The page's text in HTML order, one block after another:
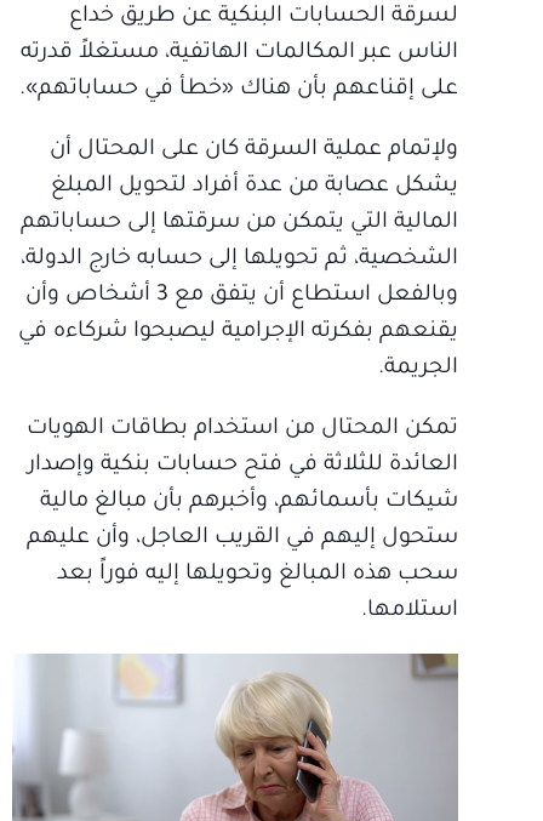
لسرقة الحسابات البنكية عن طريق خداع
الناس عبر المكالمات الهاتفية، مستغلاً قدرته
على إقناعهم بأن هناك «خطأ في حساباتهم».
ولإتمام عملية السرقة كان على المحتال أن
يشكل عصابة من عدة أفراد لتحويل المبلغ
المالية التي يتمكن من سرقتها إلى حساباتهم
الشخصية، ثم تحويلها إلى حسابه خارج الدولة،
وبالفعل استطاع أن يتفق مع 3 أشخاص وأن
يقنعهم بفكرته الإجرامية ليصبحوا شركاءه في
الجريمة.
تمكن المحتال من استخدام بطاقات الهويات
العائدة للثلاثة في فتح حسابات بنكية وإصدار
شيكات بأسمائهم، وأخبرهم بأن مبالغ مالية
ستحول إليهم في القريب العاجل، وأن عليهم
سحب هذه المبالغ وتحويلها إليه فوراً بعد
استلامها.